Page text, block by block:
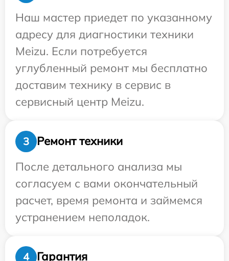
Наш мастер приедет по указанному
адресу для диагностики техники
Meizu. Если потребуется
углубленный ремонт мы бесплатно
доставим технику в сервис в
сервисный центр Meizu.
3
Ремонт техники
После детального анализа мы
согласуем с вами окончательный
расчет, время ремонта и займемся
устранением неполадок.
4 Гарантия